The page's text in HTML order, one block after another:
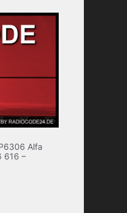
Alfa
616 –